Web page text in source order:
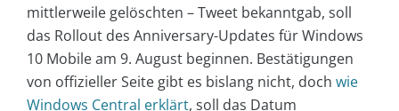
mittlerweile gelöschten – Tweet bekanntgab, soll
das Rollout des Anniversary-Updates für Windows
10 Mobile am 9. August beginnen. Bestätigungen
von offizieller Seite gibt es bislang nicht, doch wie
Windows Central erklärt, soll das Datum